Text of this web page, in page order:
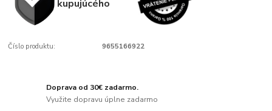
kupujúcého
Číslo produktu: 9655166922
Doprava od 30€ zadarmo.
Využite dopravu úplne zadarmo